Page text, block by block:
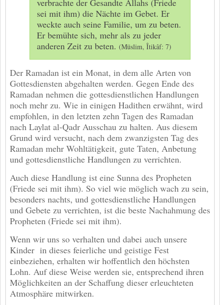
verbrachte der Gesandte Allahs (Friede
sei mit ihm) die Nächte im Gebet. Er
weckte auch seine Familie, um zu beten.
Er bemühte sich, mehr als zu jeder
anderen Zeit zu beten. (Müslim, Îtikâf: 7)
Der Ramadan ist ein Monat, in dem alle Arten von
Gottesdiensten abgehalten werden. Gegen Ende des
Ramadan nehmen die gottesdienstlichen Handlungen
noch mehr zu. Wie in einigen Hadithen erwähnt, wird
empfohlen, in den letzten zehn Tagen des Ramadan
nach Laylat al-Qadr Ausschau zu halten. Aus diesem
Grund wird versucht, nach dem zwanzigsten Tag des
Ramadan mehr Wohltätigkeit, gute Taten, Anbetung
und gottesdienstliche Handlungen zu verrichten.
Auch diese Handlung ist eine Sunna des Propheten
(Friede sei mit ihm). So viel wie möglich wach zu sein,
besonders nachts, und gottesdienstliche Handlungen
und Gebete zu verrichten, ist die beste Nachahmung des
Propheten (Friede sei mit ihm).
Wenn wir uns so verhalten und dabei auch unsere
Kinder in dieses feierliche und geistige Fest
einbeziehen, erhalten wir hoffentlich den höchsten
Lohn. Auf diese Weise werden sie, entsprechend ihren
Möglichkeiten an der Schaffung dieser erleuchteten
Atmosphäre mitwirken.